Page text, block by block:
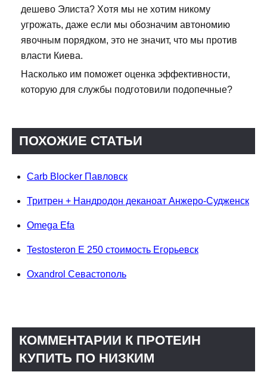
дешево Элиста? Хотя мы не хотим никому
угрожать, даже если мы обозначим автономию
явочным порядком, это не значит, что мы против
власти Киева.
Насколько им поможет оценка эффективности,
которую для службы подготовили подопечные?
ПОХОЖИЕ СТАТЬИ
Carb Blocker Павловск
Тритрен + Нандродон деканоат Анжеро-Судженск
Omega Efa
Testosteron E 250 стоимость Егорьевск
Oxandrol Севастополь
КОММЕНТАРИИ К ПРОТЕИН
КУПИТЬ ПО НИЗКИМ